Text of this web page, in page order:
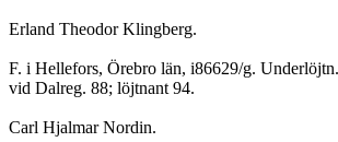
Erland Theodor Klingberg.
F. i Hellefors, Örebro län, i86629/g. Underlöjtn.
vid Dalreg. 88; löjtnant 94.
Carl Hjalmar Nordin.